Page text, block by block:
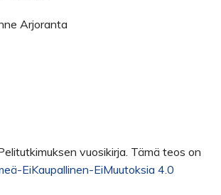
Arjoranta
vuosikirja. Tämä teos on
EiKaupallinen-EiMuutoksia 4.0